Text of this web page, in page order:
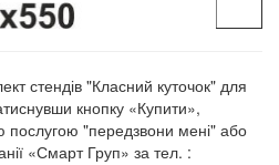
стендів "Класний куточок" для
кнопку «Купити»,
послугою "передзвони мені" або
«Смарт Груп» за тел. :